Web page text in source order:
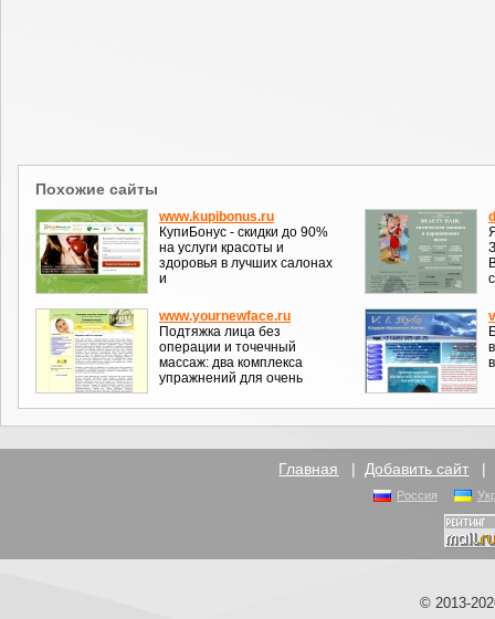
Похожие сайты
www.kupibonus.ru
КупиБонус - скидки до 90%
на услуги красоты и
здоровья в лучших салонах
и
www.yournewface.ru
Подтяжка лица без
операции и точечный
массаж: два комплекса
упражнений для очень
Главная | Добавить сайт |
Россия
© 2013-